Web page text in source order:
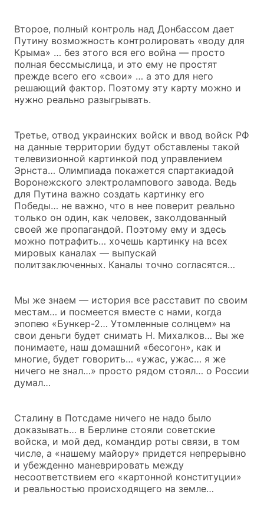
Второе, полный контроль над Донбассом дает
Путину возможность контролировать «воду для
Крыма» … без этого вся его война — просто
полная бессмыслица, и это ему не простят
прежде всего его «свои» … а это для него
решающий фактор. Поэтому эту карту можно и
нужно реально разыгрывать.
Третье, отвод украинских войск и ввод войск РФ
на данные территории будут обставлены такой
телевизионной картинкой под управлением
Эрнста… Олимпиада покажется спартакиадой
Воронежского электролампового завода. Ведь
для Путина важно создать картинку его
Победы… не важно, что в нее поверит реально
только он один, как человек, заколдованный
своей же пропагандой. Поэтому ему и здесь
можно потрафить… хочешь картинку на всех
мировых каналах — выпускай
политзаключенных. Каналы точно согласятся…
Мы же знаем — история все расставит по своим
местам… и посмеется вместе с нами, когда
эпопею «Бункер-2… Утомленные солнцем» на
свои деньги будет снимать Н. Михалков… Вы же
понимаете, наш домашний «бесогон», как и
многие, будет говорить… «ужас, ужас… я же
ничего не знал…» просто рядом стоял… о России
думал…
Сталину в Потсдаме ничего не надо было
доказывать… в Берлине стояли советские
войска, и мой дед, командир роты связи, в том
числе, а «нашему майору» придется непрерывно
и убежденно маневрировать между
несоответствием его «картонной конституции»
и реальностью происходящего на земле…